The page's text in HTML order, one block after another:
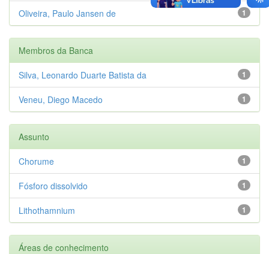
1
Oliveira, Paulo Jansen de
Membros da Banca
1
Silva, Leonardo Duarte Batista da
1
Veneu, Diego Macedo
Assunto
1
Chorume
1
Fósforo dissolvido
1
Lithothamnium
Áreas de conhecimento